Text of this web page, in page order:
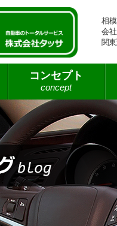
相
会
関
コンセプト
concept